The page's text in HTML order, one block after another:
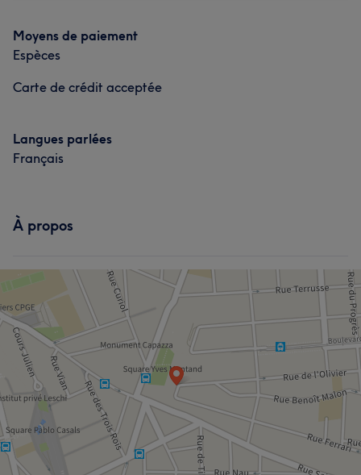
Moyens de paiement
Espèces
Carte de crédit acceptée
Langues parlées
Français
À propos